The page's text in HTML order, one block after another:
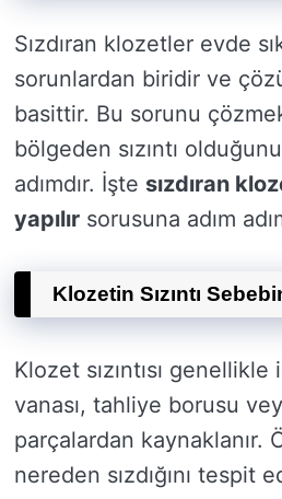
Sızdıran klozetler evde
sorunlardan biridir ve
basittir. Bu sorunu
bölgeden sızıntı
adımdır. İşte sızdıran
yapılır sorusuna adım
Klozetin Sızıntı
Klozet sızıntısı
vanası, tahliye borusu
parçalardan kaynaklanır.
nereden sızdığını tespit